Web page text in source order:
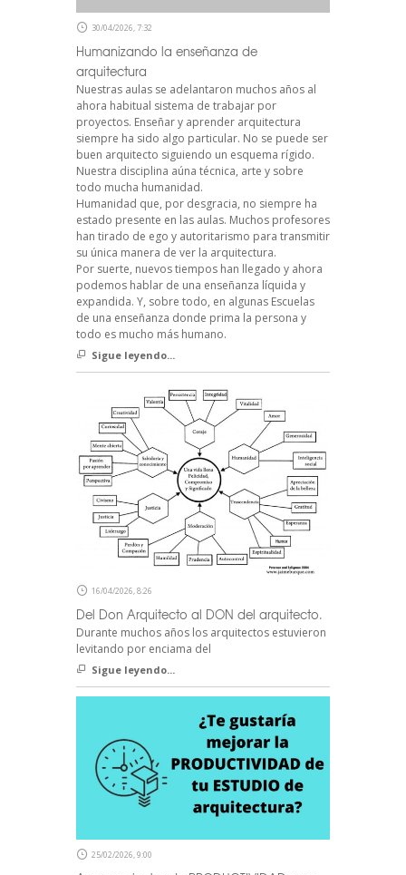
30/04/2026, 7:32
Humanizando la enseñanza de
arquitectura
Nuestras aulas se adelantaron muchos años al
ahora habitual sistema de trabajar por
proyectos. Enseñar y aprender arquitectura
siempre ha sido algo particular. No se puede ser
buen arquitecto siguiendo un esquema rígido.
Nuestra disciplina aúna técnica, arte y sobre
todo mucha humanidad.
Humanidad que, por desgracia, no siempre ha
estado presente en las aulas. Muchos profesores
han tirado de ego y autoritarismo para transmitir
su única manera de ver la arquitectura.
Por suerte, nuevos tiempos han llegado y ahora
podemos hablar de una enseñanza líquida y
expandida. Y, sobre todo, en algunas Escuelas
de una enseñanza donde prima la persona y
todo es mucho más humano.
Sigue leyendo...
16/04/2026, 8:26
Del Don Arquitecto al DON del arquitecto.
Durante muchos años los arquitectos estuvieron
levitando por enciama del
Sigue leyendo...
25/02/2026, 9:00